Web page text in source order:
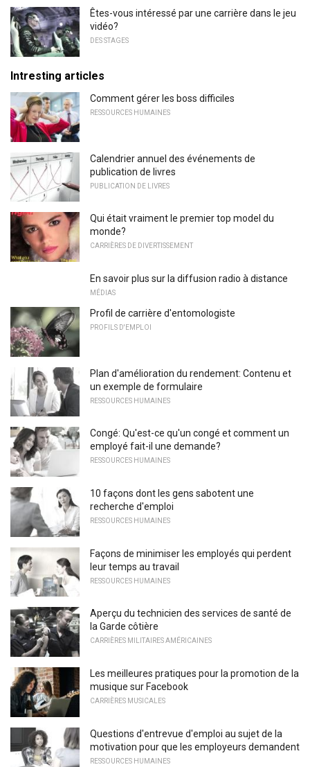
Êtes-vous intéressé par une carrière dans le jeu
vidéo?
DES STAGES
Intresting articles
Comment gérer les boss difficiles
RESSOURCES HUMAINES
Calendrier annuel des événements de
publication de livres
PUBLICATION DE LIVRES
Qui était vraiment le premier top model du
monde?
CARRIÈRES DE DIVERTISSEMENT
En savoir plus sur la diffusion radio à distance
MÉDIAS
Profil de carrière d'entomologiste
PROFILS D'EMPLOI
Plan d'amélioration du rendement: Contenu et
un exemple de formulaire
RESSOURCES HUMAINES
Congé: Qu'est-ce qu'un congé et comment un
employé fait-il une demande?
RESSOURCES HUMAINES
10 façons dont les gens sabotent une
recherche d'emploi
RESSOURCES HUMAINES
Façons de minimiser les employés qui perdent
leur temps au travail
RESSOURCES HUMAINES
Aperçu du technicien des services de santé de
la Garde côtière
CARRIÈRES MILITAIRES AMÉRICAINES
Les meilleures pratiques pour la promotion de la
musique sur Facebook
CARRIÈRES MUSICALES
Questions d'entrevue d'emploi au sujet de la
motivation pour que les employeurs demandent
RESSOURCES HUMAINES